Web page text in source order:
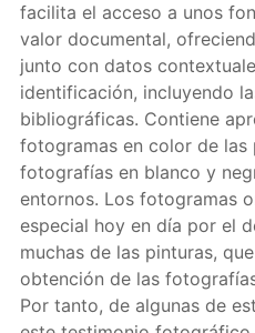
facilita el acceso a unos
valor documental,
junto con datos
identificación, incluyendo
bibliográficas. Contiene
fotogramas en color de las
fotografías en blanco y
entornos. Los fotogramas
especial hoy en día por el
muchas de las pinturas,
obtención de las
Por tanto, de algunas de